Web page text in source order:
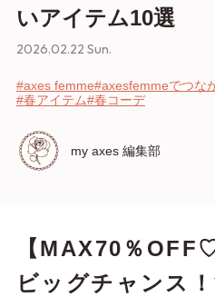
いアイテム10選
2026.02.22 Sun.
#axes femme#axesfemmeでつな
#春アイテム#春コーデ
my axes 編集部
【MAX70％
ビッグチャンス